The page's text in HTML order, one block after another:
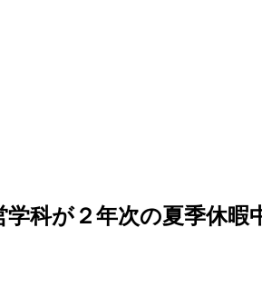
学科が２年次の夏季休